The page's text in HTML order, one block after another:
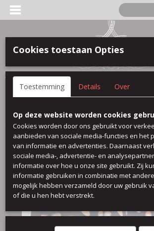
Anmelden Registrieren
Startseite>Viscose Printed> Bleu orange
Cookies toestaan Opties
Toestemming Details Over
Op deze website worden cookies
Cookies worden door ons gebruikt voor
aanbieden van sociale media-functies en het
van informatie en advertenties. Daarnaast
sociale media-, advertentie- en
informatie over hoe u onze site gebruikt. Zij
informatie gebruiken in combinatie met
mogelijk hebben verzameld door uw gebruik
of die u hen hebt verstrekt.